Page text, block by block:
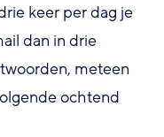
keer per dag je
dan in drie
meteen
ochtend